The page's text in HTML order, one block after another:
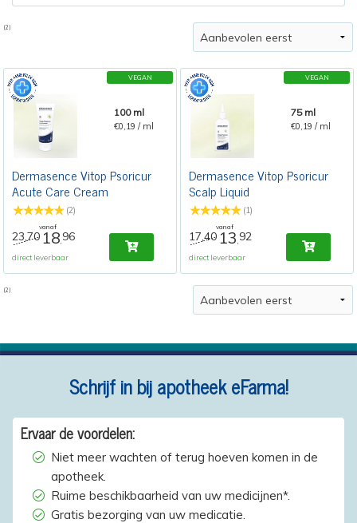
(2)
VEGAN
100 ml
€0,19 / ml
Dermasence Vitop Psoricur
Acute Care Cream
(2)
vanaf
23,70 18, 96
direct leverbaar
VEGAN
75 ml
€0,19 / ml
Dermasence Vitop Psoricur
Scalp Liquid
(1)
vanaf
17,40 13 , 92
direct leverbaar
(2)
Schrijf in bij apotheek eFarma!
Ervaar de voordelen:
Niet meer wachten of terug hoeven komen in de
apotheek.
Ruime beschikbaarheid van uw medicijnen*.
Gratis bezorging van uw medicatie.